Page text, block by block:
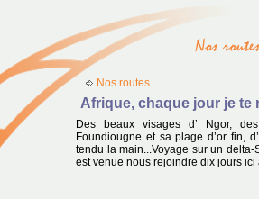
Nos routes
Afrique, chaque jour je te
Des beaux visages d’ Ngor,
Foundiougne et sa plage d’or fin,
tendu la main...Voyage sur un
est venue nous rejoindre dix jours ici